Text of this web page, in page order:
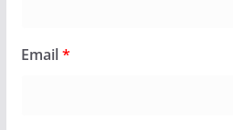
Email*